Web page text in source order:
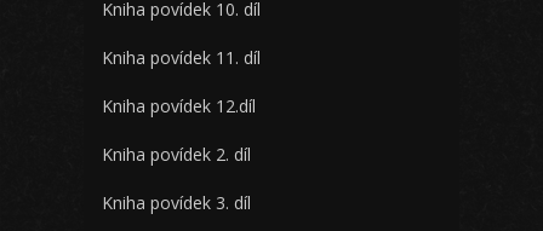
Kniha povídek 10. díl
Kniha povídek 11. díl
Kniha povídek 12.díl
Kniha povídek 2. díl
Kniha povídek 3. díl